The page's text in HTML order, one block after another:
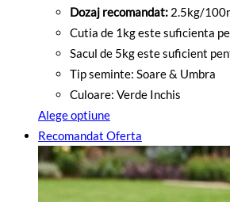
prețuri:
8999
lei
până
la
lei
Dozaj recomandat: 2.5kg/
Cutia de 1kg este suficienta
Sacul de 5kg este suficient
Tip seminte: Soare & Umbra
Culoare: Verde Inchis
Alege optiune
Acest
produs
are
Recomandat Oferta